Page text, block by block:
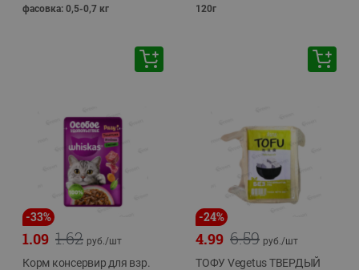
фасовка: 0,5-0,7 кг 120г
-33%
1.62
1.09 руб./шт
Корм консервир для взр.
-24%
6.59
4.99 руб./шт
ТОФУ Vegetus ТВЕРДЫЙ